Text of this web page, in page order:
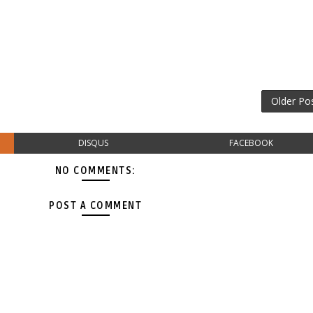
Older
DISQUS FACEBOOK
NO COMMENTS:
POST A COMMENT